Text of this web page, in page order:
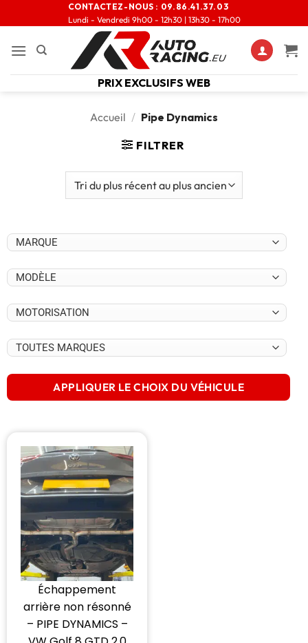
CONTACTEZ-NOUS : 09.86.41.37.03
Lundi - Vendredi 9h00 - 12h30 | 13h30 - 17h00
PRIX EXCLUSIFS WEB
Accueil / Pipe Dynamics
FILTRER
APPLIQUER LE CHOIX DU VÉHICULE
Échappement
arrière non résonné
– PIPE DYNAMICS –